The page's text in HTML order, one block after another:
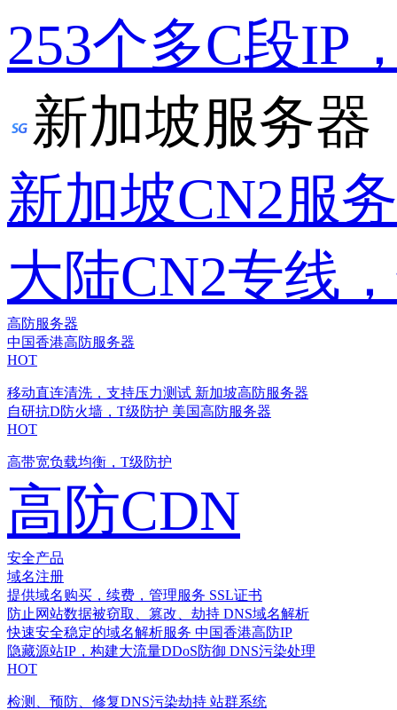
253个多C段IP
新加坡服务器
新加坡CN2服
大陆CN2专线
高防服务器
中国香港高防服务器
HOT
移动直连清洗，支持压力测试 新加坡高防服务器
自研抗D防火墙，T级防护 美国高防服务器
HOT
高带宽负载均衡，T级防护
高防CDN
安全产品
域名注册
提供域名购买，续费，管理服务 SSL证书
防止网站数据被窃取、篡改、劫持 DNS域名解析
快速安全稳定的域名解析服务 中国香港高防IP
隐藏源站IP，构建大流量DDoS防御 DNS污染处理
HOT
检测、预防、修复DNS污染劫持 站群系统